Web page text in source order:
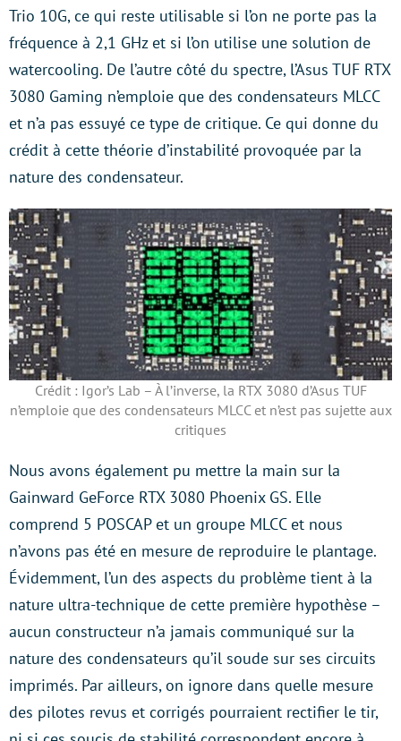
Trio 10G, ce qui reste utilisable si l’on ne porte pas la
fréquence à 2,1 GHz et si l’on utilise une solution de
watercooling. De l’autre côté du spectre, l’Asus TUF RTX
3080 Gaming n’emploie que des condensateurs MLCC
et n’a pas essuyé ce type de critique. Ce qui donne du
crédit à cette théorie d’instabilité provoquée par la
nature des condensateur.
Crédit : Igor’s Lab – À l’inverse, la RTX 3080 d’Asus TUF
n’emploie que des condensateurs MLCC et n’est pas sujette aux
critiques
Nous avons également pu mettre la main sur la
Gainward GeForce RTX 3080 Phoenix GS. Elle
comprend 5 POSCAP et un groupe MLCC et nous
n’avons pas été en mesure de reproduire le plantage.
Évidemment, l’un des aspects du problème tient à la
nature ultra-technique de cette première hypothèse –
aucun constructeur n’a jamais communiqué sur la
nature des condensateurs qu’il soude sur ses circuits
imprimés. Par ailleurs, on ignore dans quelle mesure
des pilotes revus et corrigés pourraient rectifier le tir,